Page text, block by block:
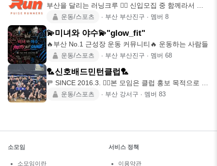
부산을 달리는 러닝크루 🏃‍♂️ 신입모집 중 함께라서 더
빠르게, 더
운동/스포츠 ∙ 부산 부산진구 ∙ 멤버 8
💫미녀와 야수💫"glow_fit"
🔥부산 No.1 근성장 운동 커뮤니티🔥 운동하는 사람들
운동/스포츠 ∙ 부산 부산진구 ∙ 멤버 68
🏸신호배드민턴클럽🏸
🚥 SINCE 2016.3. 🙇‍♀️본 모임은 클럽 홍보 목적으로 개
운동/스포츠 ∙ 부산 강서구 ∙ 멤버 83
소모임
소모임이란
서비스 정책
이용약관